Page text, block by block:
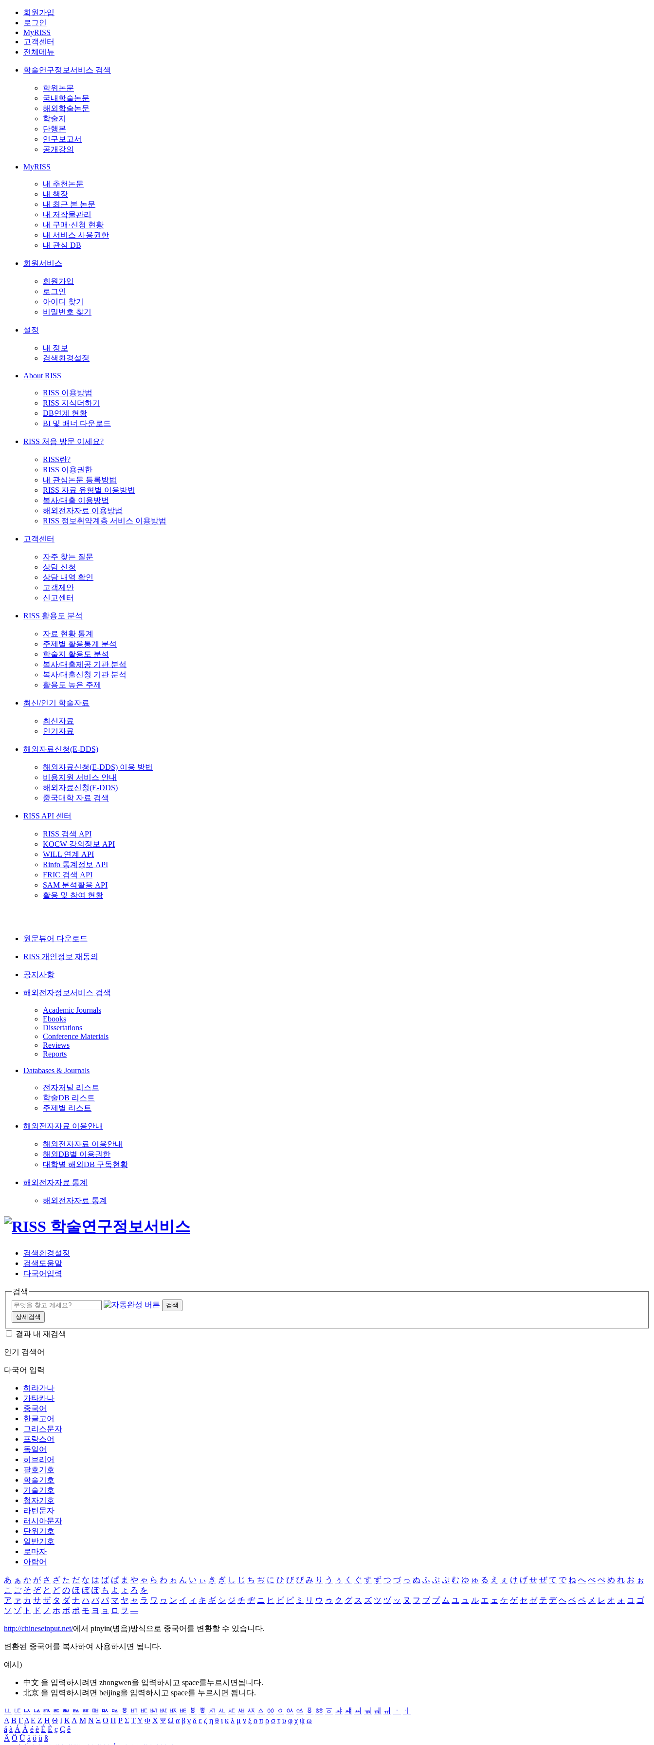
회원가입
로그인
MyRISS
고객센터
전체메뉴
학술연구정보서비스 검색
학위논문
국내학술논문
해외학술논문
학술지
단행본
연구보고서
공개강의
MyRISS
내 추천논문
내 책장
내 최근 본 논문
내 저작물관리
내 구매·신청 현황
내 서비스 사용권한
내 관심 DB
회원서비스
회원가입
로그인
아이디 찾기
비밀번호 찾기
설정
내 정보
검색환경설정
About RISS
RISS 이용방법
RISS 지식더하기
DB연계 현황
BI 및 배너 다운로드
RISS 처음 방문 이세요?
RISS란?
RISS 이용권한
내 관심논문 등록방법
RISS 자료 유형별 이용방법
복사/대출 이용방법
해외전자자료 이용방법
RISS 정보취약계층 서비스 이용방법
고객센터
자주 찾는 질문
상담 신청
상담 내역 확인
고객제안
신고센터
RISS 활용도 분석
자료 현황 통계
주제별 활용통계 분석
학술지 활용도 분석
복사/대출제공 기관 분석
복사/대출신청 기관 분석
활용도 높은 주제
최신/인기 학술자료
최신자료
인기자료
해외자료신청(E-DDS)
해외자료신청(E-DDS) 이용 방법
비용지원 서비스 안내
해외자료신청(E-DDS)
중국대학 자료 검색
RISS API 센터
RISS 검색 API
KOCW 강의정보 API
WILL 연계 API
Rinfo 통계정보 API
FRIC 검색 API
SAM 분석활용 API
활용 및 참여 현황
원문뷰어 다운로드
RISS 개인정보 재동의
공지사항
해외전자정보서비스 검색
Academic Journals
Ebooks
Dissertations
Conference Materials
Reviews
Reports
Databases & Journals
전자저널 리스트
학술DB 리스트
주제별 리스트
해외전자자료 이용안내
해외전자자료 이용안내
해외DB별 이용권한
대학별 해외DB 구독현황
해외전자자료 통계
해외전자자료 통계
검색환경설정
검색도움말
다국어입력
검색
검색
상세검색
결과 내 재검색
인기 검색어
다국어 입력
히라가나
가타카나
중국어
한글고어
그리스문자
프랑스어
독일어
히브리어
괄호기호
학술기호
기술기호
첨자기호
라틴문자
러시아문자
단위기호
일반기호
로마자
아랍어
あ ぁ か が さ ざ た だ な は ば ぱ ま や ゃ ら わ ゎ ん い ぃ き ぎ し じ ち ぢ に ひ び ぴ み り う ぅ く ぐ す ず つ づ っ ぬ ふ ぶ ぷ む ゆ ゅ る え ぇ け げ せ ぜ て で ね へ べ ぺ め れ お ぉ
こ ご そ ぞ と ど の ほ ぼ ぽ も よ ょ ろ を
ア ァ カ サ ザ タ ダ ナ ハ バ パ マ ヤ ャ ラ ワ ヮ ン イ ィ キ ギ シ ジ チ ヂ ニ ヒ ビ ピ ミ リ ウ ゥ ク グ ス ズ ツ ヅ ッ ヌ フ ブ プ ム ユ ュ ル エ ェ ケ ゲ セ ゼ テ デ ヘ ベ ペ メ レ オ ォ コ ゴ
ソ ゾ ト ド ノ ホ ボ ポ モ ヨ ョ ロ ヲ ―
http://chineseinput.net/에서 pinyin(병음)방식으로 중국어를 변환할 수 있습니다.
변환된 중국어를 복사하여 사용하시면 됩니다.
예시)
中文 을 입력하시려면 zhongwen을 입력하시고 space를누르시면됩니다.
北京 을 입력하시려면 beijing을 입력하시고 space를 누르시면 됩니다.
ㅥ ㅦ ㅧ ㅨ ㅩ ㅪ ㅫ ㅬ ㅭ ㅮ ㅯ ㅰ ㅱ ㅲ ㅳ ㅴ ㅵ ㅶ ㅷ ㅸ ㅹ ㅺ ㅻ ㅼ ㅽ ㅾ ㅿ ㆀ ㆁ ㆂ ㆃ ㆄ ㆅ ㆆ ㆇ ㆈ ㆉ ㆊ ㆋ ㆌ ㆍ
ㆎ
Α Β ΓΔ Ε Ζ Η Θ Ι ΚΛ Μ Ν Ξ Ο Π Ρ Σ ΤΥ Φ Χ Ψ Ω α β γ δ ε ζ η θ ι κ λ μ ν ξ ο π ρ σ τ υ φ χ ψ ω
á à Á À é è É È ç Ç ê
Ä Ö Ü ä ö ü ß